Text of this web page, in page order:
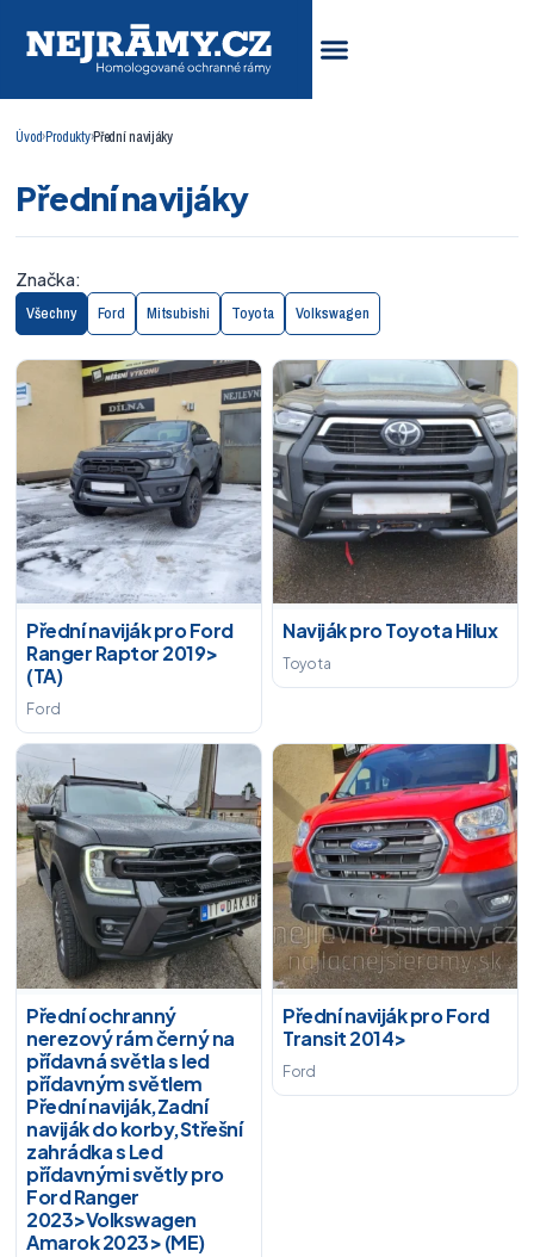
Úvod›Produkty›Přední navijáky
Přední navijáky
Značka:
Všechny Ford Mitsubishi Toyota Volkswagen
Přední naviják pro Ford
Ranger Raptor 2019>
(TA)
Ford
Naviják pro Toyota Hilux
Toyota
Přední ochranný
nerezový rám černý na
přídavná světla s led
přídavným světlem
Přední naviják,Zadní
naviják do korby,Střešní
zahrádka s Led
přídavnými světly pro
Ford Ranger
2023>Volkswagen
Amarok 2023> (ME)
Přední naviják pro Ford
Transit 2014>
Ford